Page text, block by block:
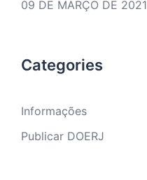
09 DE MARÇO DE 2021
Categories
Informações
Publicar DOERJ